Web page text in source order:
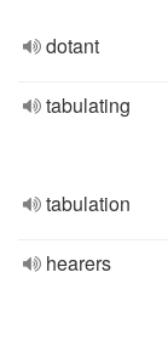
dotant
tabulating
tabulation
hearers